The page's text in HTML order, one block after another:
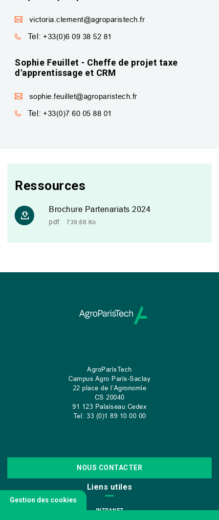
victoria.clement@agroparistech.fr
Tel: +33(0)6 09 38 52 81
Sophie Feuillet - Cheffe de projet taxe
d'apprentissage et CRM
sophie.feuillet@agroparistech.fr
Tel: +33(0)7 60 05 88 01
Ressources
Brochure Partenariats 2024
pdf 739.66 Ko
AgroParisTech
Campus Agro Paris-Saclay
22 place de l’Agronomie
CS 20040
91 123 Palaiseau Cedex
Tel: 33 (0)1 89 10 00 00
NOUS CONTACTER
Liens utiles
INTRANET
Gestion des cookies